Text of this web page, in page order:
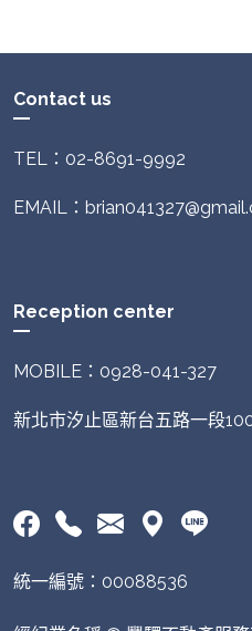
Contact us
TEL：02-8691-9992
EMAIL：
Reception center
MOBILE：0928-041-327
新北市汐止區新台五路一段
統一編號：00088536